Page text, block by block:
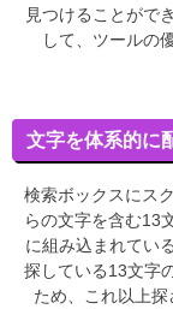
見つけることがで
して、ツールの
文字を体系的に
検索ボックスにス
らの文字を含む13
に組み込まれてい
探している13文字
ため、これ以上